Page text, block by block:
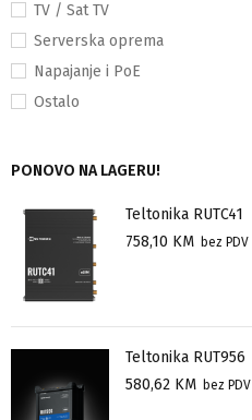
TV / Sat TV
Serverska oprema
Napajanje i PoE
Ostalo
PONOVO NA LAGERU!
Teltonika RUTC41
758,10 KM bez PDV
Teltonika RUT956
580,62 KM bez PDV